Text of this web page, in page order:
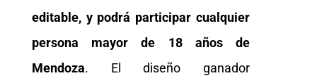
editable, y podrá participar cualquier
persona mayor de 18 años de
Mendoza. El diseño ganador